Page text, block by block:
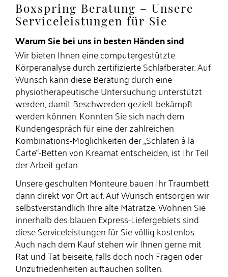
Boxspring Beratung – Unsere
Serviceleistungen für Sie
Warum Sie bei uns in besten Händen sind
Wir bieten Ihnen eine computergestützte
Körperanalyse durch zertifizierte Schlafberater. Auf
Wunsch kann diese Beratung durch eine
physiotherapeutische Untersuchung unterstützt
werden, damit Beschwerden gezielt bekämpft
werden können. Konnten Sie sich nach dem
Kundengespräch für eine der zahl­reichen
Kombinations-Möglichkeiten der „Schlafen á la
Carte“-Betten von Kreamat entscheiden, ist Ihr Teil
der Arbeit getan.
Unsere geschulten Monteure bauen Ihr Traumbett
dann direkt vor Ort auf. Auf Wunsch entsorgen wir
selbstverständlich Ihre alte Matratze. Wohnen Sie
innerhalb des blauen Express-Liefergebiets sind
diese Serviceleistungen für Sie völlig kostenlos.
Auch nach dem Kauf stehen wir Ihnen gerne mit
Rat und Tat beiseite, falls doch noch Fragen oder
Unzufriedenheiten auftauchen sollten.